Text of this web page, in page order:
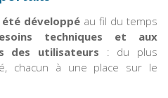
développé au fil du temps
techniques et aux
des utilisateurs : du plus
chacun à une place sur le